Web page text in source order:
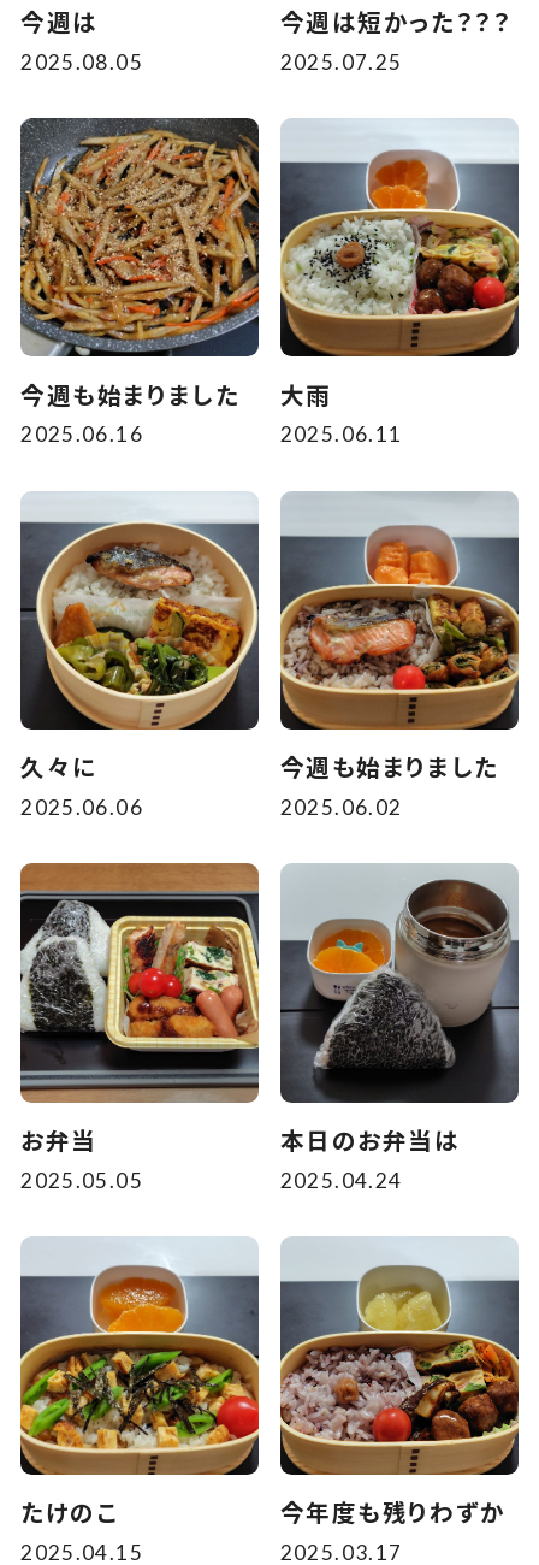
今週は
2025.08.05
今週は短かった？？？
2025.07.25
今週も始まりました
2025.06.16
大雨
2025.06.11
久々に
2025.06.06
今週も始まりました
2025.06.02
お弁当
2025.05.05
本日のお弁当は
2025.04.24
たけのこ
2025.04.15
今年度も残りわずか
2025.03.17